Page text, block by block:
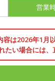
営業
は2026年1月
たい場合には、